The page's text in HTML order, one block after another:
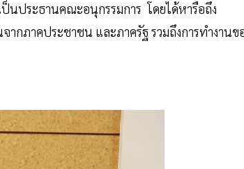
นประธานคณะอนุกรรมการ โดยได้หารือถึง
ากภาคประชาชน และภาครัฐ รวมถึงการทำงานข